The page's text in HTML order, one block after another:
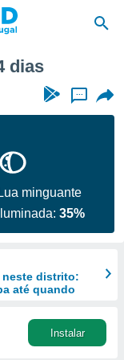
dias
...
Lua minguante
Iluminada:35%
neste distrito:
até quando
Instalar